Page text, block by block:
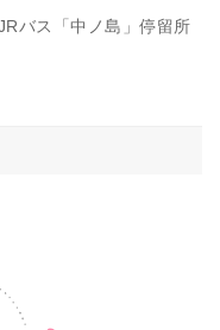
バス「中ノ島」停留所